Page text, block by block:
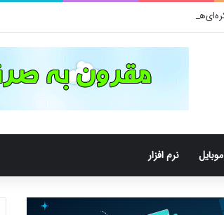
موبایل نرم افزار